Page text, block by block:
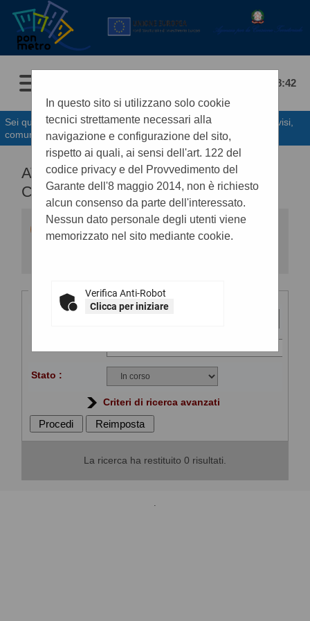
09/08/2026 18:42
Sei qui: Home» Atti e documenti di carattere generale r...
Avvisi,
comunicazioni e atti di caratter...
In questo sito si utilizzano solo cookie
tecnici strettamente necessari alla
navigazione e configurazione del sito,
rispetto ai quali, ai sensi dell'art. 122 del
codice privacy e del Provvedimento del
Garante dell'8 maggio 2014, non è richiesto
alcun consenso da parte dell'interessato.
Nessun dato personale degli utenti viene
memorizzato nel sito mediante cookie.
Verifica Anti-Robot
Clicca per iniziare
AVVISI, COMUNICAZIONI E ATTI DI
CARATTERE GENERALE
All'interno di questa sezione è possibile
consultare avvisi, atti e documenti di carattere
programmazione dei lavori (con le eventuali
opere incompiute) e dei servizi e forniture, ecc.
Per ciascuna pubblicazione sono consultabili i
Criteri di ricerca
Stazione
Stato :
Criteri di ricerca avanzati
La ricerca ha restituito 0 risultati.